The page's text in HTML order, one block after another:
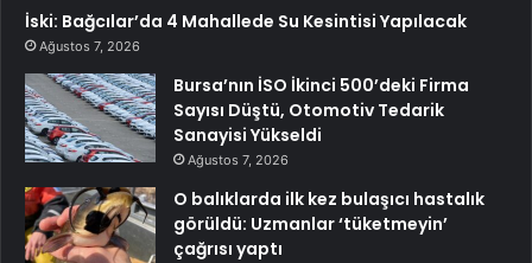
İski: Bağcılar’da 4 Mahallede Su Kesintisi Yapılacak
Ağustos 7, 2026
Bursa’nın İSO İkinci 500’deki Firma
Sayısı Düştü, Otomotiv Tedarik
Sanayisi Yükseldi
Ağustos 7, 2026
O balıklarda ilk kez bulaşıcı hastalık
görüldü: Uzmanlar ‘tüketmeyin’
çağrısı yaptı